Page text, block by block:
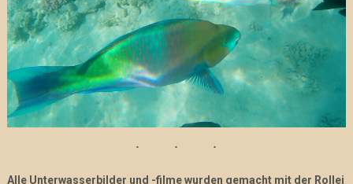
Alle Unterwasserbilder und -filme wurden gemacht mit der Rollei